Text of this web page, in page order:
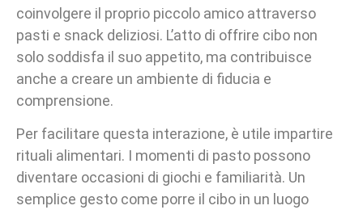
coinvolgere il proprio piccolo amico attraverso
pasti e snack deliziosi. L’atto di offrire cibo non
solo soddisfa il suo appetito, ma contribuisce
anche a creare un ambiente di fiducia e
comprensione.
Per facilitare questa interazione, è utile impartire
rituali alimentari. I momenti di pasto possono
diventare occasioni di giochi e familiarità. Un
semplice gesto come porre il cibo in un luogo